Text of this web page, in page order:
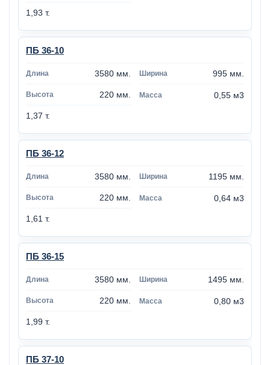
1,93 т.
ПБ 36-10
3580 мм. 995 мм.
220 мм. 0,55 м3
1,37 т.
ПБ 36-12
3580 мм. 1195 мм.
220 мм. 0,64 м3
1,61 т.
ПБ 36-15
3580 мм. 1495 мм.
220 мм. 0,80 м3
1,99 т.
ПБ 37-10